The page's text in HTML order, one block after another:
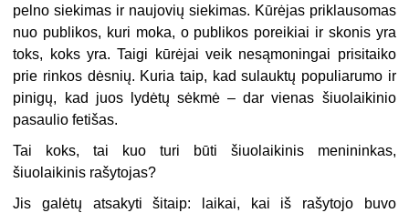
pelno siekimas ir naujovių siekimas. Kūrėjas priklausomas
nuo publikos, kuri moka, o publikos poreikiai ir skonis yra
toks, koks yra. Taigi kūrėjai veik nesąmoningai prisitaiko
prie rinkos dėsnių. Kuria taip, kad sulauktų populiarumo ir
pinigų, kad juos lydėtų sėkmė – dar vienas šiuolaikinio
pasaulio fetišas.
Tai koks, tai kuo turi būti šiuolaikinis menininkas,
šiuolaikinis rašytojas?
Jis galėtų atsakyti šitaip: laikai, kai iš rašytojo buvo